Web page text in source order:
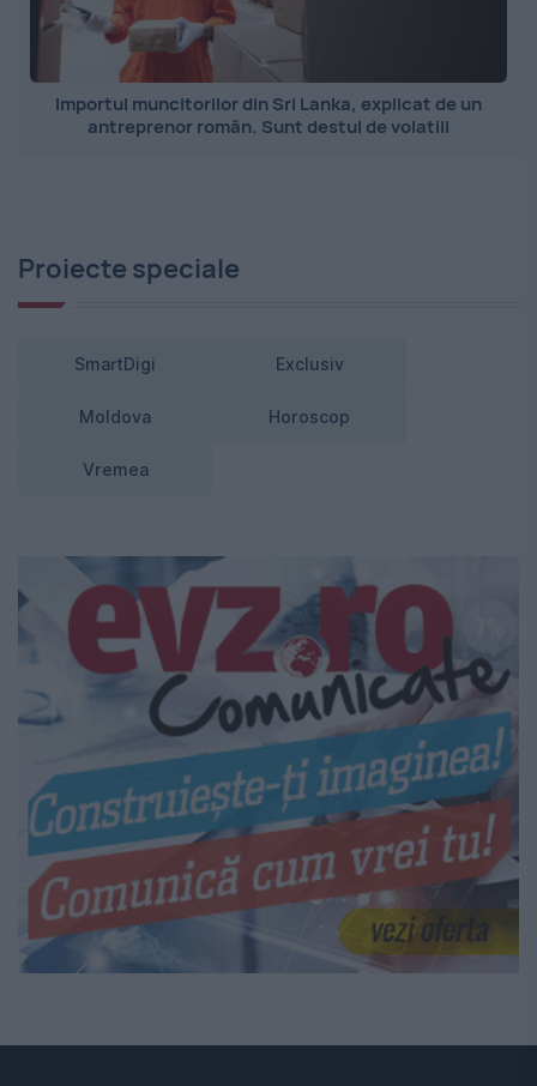
Importul muncitorilor din Sri Lanka, explicat de un
antreprenor român. Sunt destul de volatili
Proiecte speciale
SmartDigi Exclusiv
Moldova Horoscop
Vremea